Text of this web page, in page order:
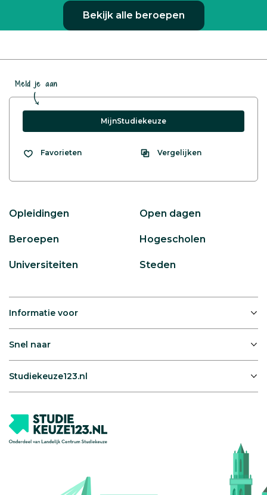
Bekijk alle beroepen
Meld je aan
MijnStudiekeuze
Favorieten Vergelijken
Opleidingen Open dagen
Beroepen Hogescholen
Universiteiten Steden
Informatie voor
Snel naar
Studiekeuze123.nl